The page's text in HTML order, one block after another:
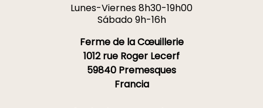
Lunes-Viernes 8h30-19h00
Sábado 9h-16h
Ferme de la Cœuillerie
1012 rue Roger Lecerf
59840 Premesques
Francia